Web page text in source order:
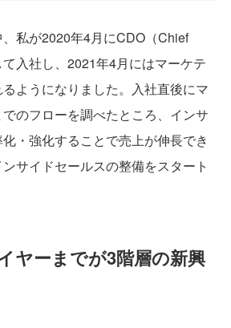
私が2020年4月にCDO（Chief
入社し、2021年4月にはマーケテ
ようになりました。入社直後にマ
のフローを調べたところ、インサ
・強化することで売上が伸長でき
サイドセールスの整備をスタート
ヤーまでが3階層の新興